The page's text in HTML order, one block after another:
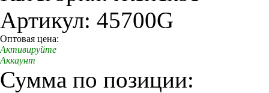
Артикул: 45700G
Оптовая цена:
Активируйте
Аккаунт
Сумма по позиции: